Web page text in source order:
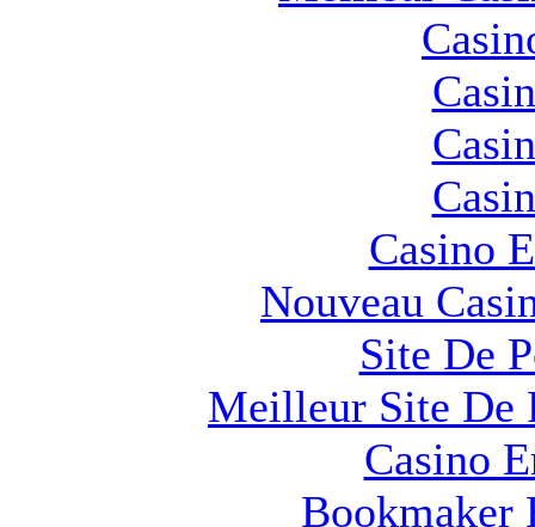
Casino
Nouveau
Site De
Meilleur Site De
Casino
Bookmaker